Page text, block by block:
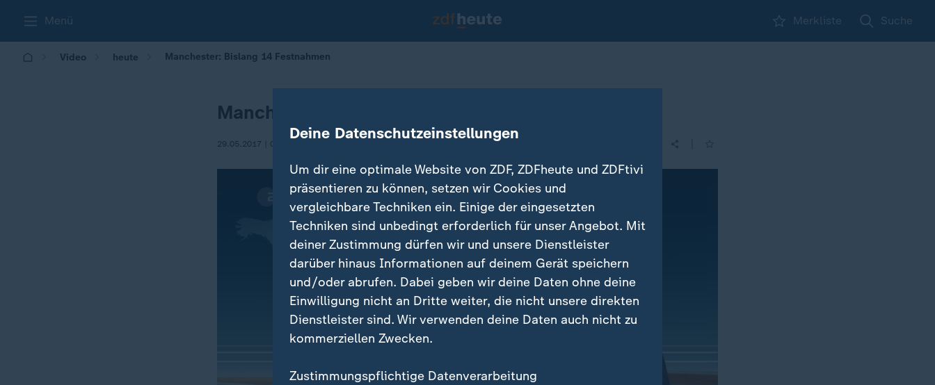
Menü Merkliste Suche
Video heute Manchester: Bislang 14 Festnahmen
Manchester: Bislang 14 Festnahmen
29.05.2017 | 09:00
Deine Datenschutzeinstellungen
Um dir eine optimale Website von ZDF, ZDFheute und ZDFtivi
präsentieren zu können, setzen wir Cookies und
vergleichbare Techniken ein. Einige der eingesetzten
Techniken sind unbedingt erforderlich für unser Angebot. Mit
deiner Zustimmung dürfen wir und unsere Dienstleister
darüber hinaus Informationen auf deinem Gerät speichern
und/oder abrufen. Dabei geben wir deine Daten ohne deine
Einwilligung nicht an Dritte weiter, die nicht unsere direkten
Dienstleister sind. Wir verwenden deine Daten auch nicht zu
kommerziellen Zwecken.
Zustimmungspflichtige Datenverarbeitung